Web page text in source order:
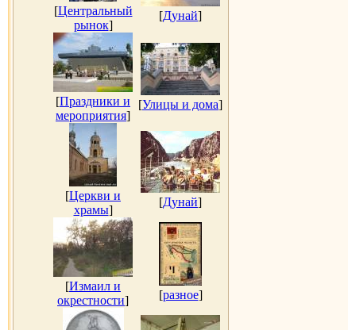
[Центральный
рынок]
[Дунай]
[Праздники и
мероприятия]
[Улицы и дома]
[Церкви и
храмы]
[Дунай]
[Измаил и
окрестности] [разное]